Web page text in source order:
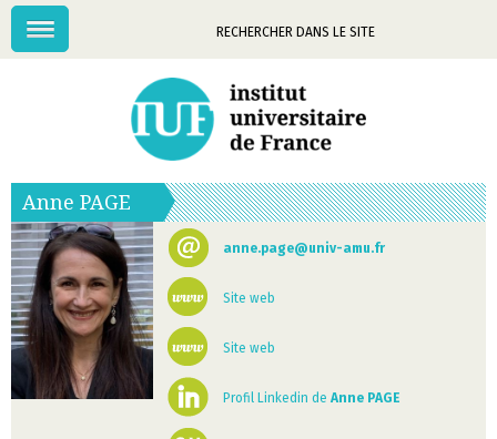
Mots-
Menu
Anne PAGE
anne.page@univ-amu.fr
Site web
Site web
Profil Linkedin deAnne PAGE